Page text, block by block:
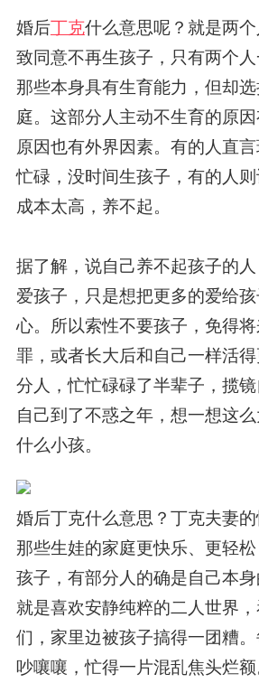
婚后丁克什么意思呢？就是两个
致同意不再生孩子，只有两个
那些本身具有生育能力，但却
庭。这部分人主动不生育的原
原因也有外界因素。有的人直
忙碌，没时间生孩子，有的人
成本太高，养不起。
据了解，说自己养不起孩子的
爱孩子，只是想把更多的爱给
心。所以索性不要孩子，免得
罪，或者长大后和自己一样活
分人，忙忙碌碌了半辈子，揽
自己到了不惑之年，想一想这
什么小孩。
婚后丁克什么意思？丁克夫妻
那些生娃的家庭更快乐、更轻
孩子，有部分人的确是自己本
就是喜欢安静纯粹的二人世界
们，家里边被孩子搞得一团糟
吵嚷嚷，忙得一片混乱焦头烂额